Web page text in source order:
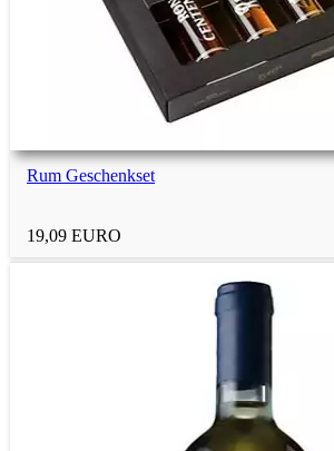
Juristen und Anwälte
Landwirte
Fußballtrainer
Rum Geschenkset
19,09 EURO